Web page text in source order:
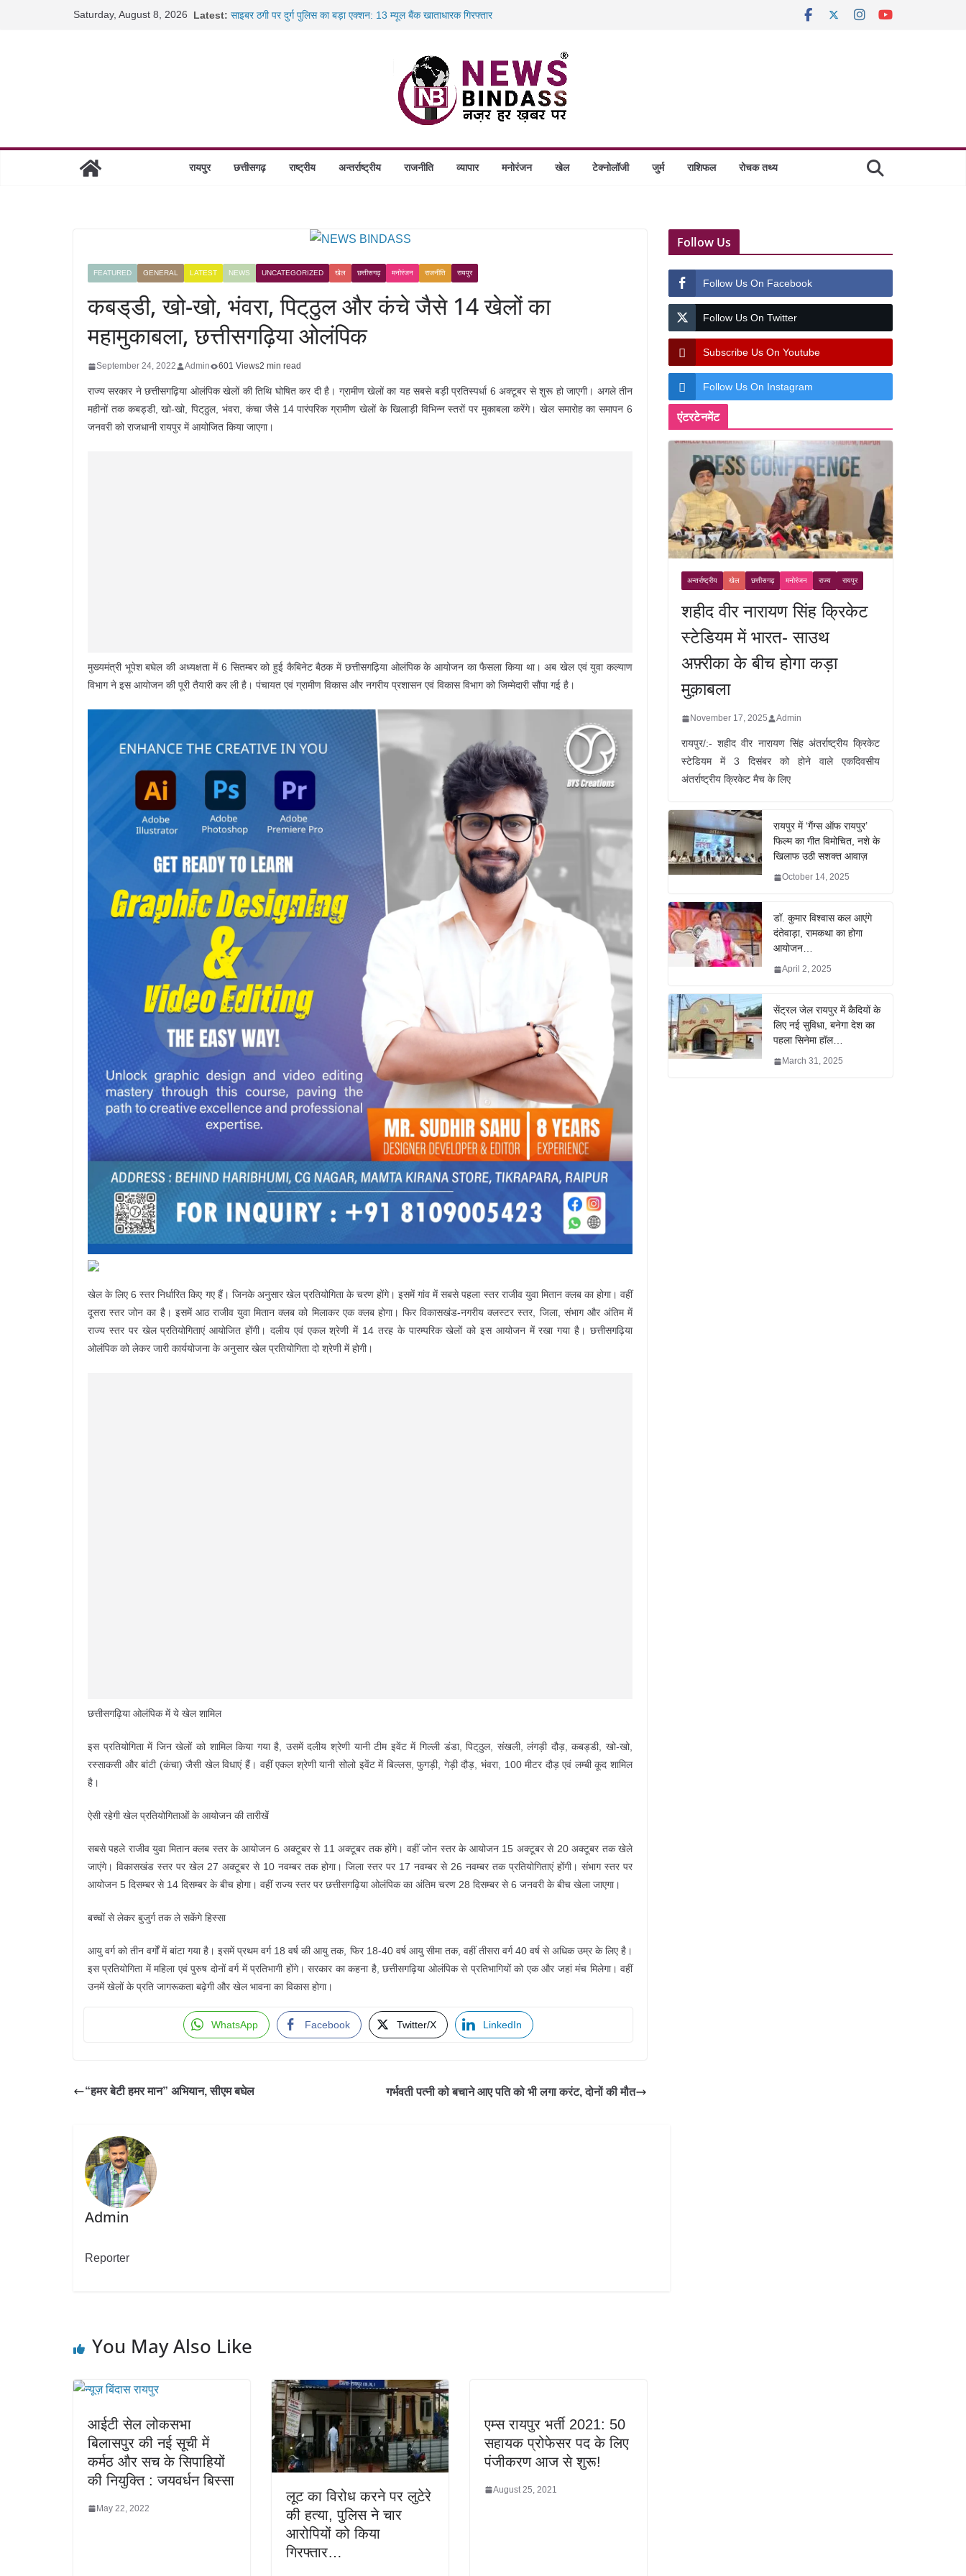
Saturday, August 8, 2026 Latest: साइबर ठगी पर दुर्ग पुलिस का बड़ा एक्शन: 13 म्यूल बैंक खाताधारक गिरफ्तार
रायपुर में कल्याण ज्वेलर्स में डकैती की साजिश नाकाम, दिल्ली-बिहार
छत्तीसगढ़ में 1460 गोधाम होंगे स्थापित, हर विकासखंड के 10 उत्कृष्ट गोठानों
रायपुर छत्तीसगढ़ राष्ट्रीय अन्तर्राष्ट्रीय राजनीति व्यापार मनोरंजन खेल टेक्नोलॉजी जुर्म राशिफल रोचक तथ्य
FEATURED GENERAL LATEST NEWS UNCATEGORIZED खेल छत्तीसगढ़ मनोरंजन राजनीति रायपुर
कबड्‌डी, खो-खो, भंवरा, पिट्‌ठुल और कंचे जैसे 14 खेलों का
महामुकाबला, छत्तीसगढ़िया ओलंपिक
September 24, 2022 Admin 601 Views2 min read
राज्य सरकार ने छत्तीसगढ़िया ओलंपिक खेलों की तिथि घोषित कर दी है। ग्रामीण खेलों का यह सबसे बड़ी प्रतिस्पर्धा 6 अक्टूबर से शुरू हो जाएगी। अगले तीन
महीनों तक कबड्डी, खो-खो, पिट्‌ठुल, भंवरा, कंचा जैसे 14 पारंपरिक ग्रामीण खेलों के खिलाड़ी विभिन्न स्तरों पर मुकाबला करेंगे। खेल समारोह का समापन 6
जनवरी को राजधानी रायपुर में आयोजित किया जाएगा।
मुख्यमंत्री भूपेश बघेल की अध्यक्षता में 6 सितम्बर को हुई कैबिनेट बैठक में छत्तीसगढ़िया ओलंपिक के आयोजन का फैसला किया था। अब खेल एवं युवा कल्याण
विभाग ने इस आयोजन की पूरी तैयारी कर ली है। पंचायत एवं ग्रामीण विकास और नगरीय प्रशासन एवं विकास विभाग को जिम्मेदारी सौंपा गई है।
खेल के लिए 6 स्तर निर्धारित किए गए हैं। जिनके अनुसार खेल प्रतियोगिता के चरण होंगे। इसमें गांव में सबसे पहला स्तर राजीव युवा मितान क्लब का होगा। वहीं
दूसरा स्तर जोन का है। इसमें आठ राजीव युवा मितान क्लब को मिलाकर एक क्लब होगा। फिर विकासखंड-नगरीय क्लस्टर स्तर, जिला, संभाग और अंतिम में
राज्य स्तर पर खेल प्रतियोगिताएं आयोजित होंगी। दलीय एवं एकल श्रेणी में 14 तरह के पारम्परिक खेलों को इस आयोजन में रखा गया है। छत्तीसगढ़िया
ओलंपिक को लेकर जारी कार्ययोजना के अनुसार खेल प्रतियोगिता दो श्रेणी में होगी।
छत्तीसगढ़िया ओलंपिक में ये खेल शामिल
इस प्रतियोगिता में जिन खेलों को शामिल किया गया है, उसमें दलीय श्रेणी यानी टीम इवेंट में गिल्ली डंडा, पिट्‌ठुल, संखली, लंगड़ी दौड़, कबड्डी, खो-खो,
रस्साकसी और बांटी (कंचा) जैसी खेल विधाएं हैं। वहीं एकल श्रेणी यानी सोलो इवेंट में बिल्लस, फुगड़ी, गेड़ी दौड़, भंवरा, 100 मीटर दौड़ एवं लम्बी कूद शामिल
है।
ऐसी रहेगी खेल प्रतियोगिताओं के आयोजन की तारीखें
सबसे पहले राजीव युवा मितान क्लब स्तर के आयोजन 6 अक्टूबर से 11 अक्टूबर तक होंगे। वहीं जोन स्तर के आयोजन 15 अक्टूबर से 20 अक्टूबर तक खेले
जाएंगे। विकासखंड स्तर पर खेल 27 अक्टूबर से 10 नवम्बर तक होगा। जिला स्तर पर 17 नवम्बर से 26 नवम्बर तक प्रतियोगिताएं होंगी। संभाग स्तर पर
आयोजन 5 दिसम्बर से 14 दिसम्बर के बीच होगा। वहीं राज्य स्तर पर छत्तीसगढ़िया ओलंपिक का अंतिम चरण 28 दिसम्बर से 6 जनवरी के बीच खेला जाएगा।
बच्चों से लेकर बुजुर्ग तक ले सकेंगे हिस्सा
आयु वर्ग को तीन वर्गों में बांटा गया है। इसमें प्रथम वर्ग 18 वर्ष की आयु तक, फिर 18-40 वर्ष आयु सीमा तक, वहीं तीसरा वर्ग 40 वर्ष से अधिक उम्र के लिए है।
इस प्रतियोगिता में महिला एवं पुरुष दोनों वर्ग में प्रतिभागी होंगे। सरकार का कहना है, छत्तीसगढ़िया ओलंपिक से प्रतिभागियों को एक और जहां मंच मिलेगा। वहीं
उनमें खेलों के प्रति जागरूकता बढ़ेगी और खेल भावना का विकास होगा।
WhatsApp Facebook Twitter/X LinkedIn
“हमर बेटी हमर मान” अभियान, सीएम बघेल गर्भवती पत्नी को बचाने आए पति को भी लगा करंट, दोनों की मौत
Admin
Reporter
You May Also Like
आईटी सेल लोकसभा
बिलासपुर की नई सूची में
कर्मठ और सच के सिपाहियों
की नियुक्ति : जयवर्धन बिस्सा
May 22, 2022
लूट का विरोध करने पर लुटेरे
की हत्या, पुलिस ने चार
आरोपियों को किया
गिरफ्तार…
एम्स रायपुर भर्ती 2021: 50
सहायक प्रोफेसर पद के लिए
पंजीकरण आज से शुरू!
August 25, 2021
Follow Us
Follow Us On Facebook
Follow Us On Twitter
Subscribe Us On Youtube
Follow Us On Instagram
एंटरटेनमेंट
अन्तर्राष्ट्रीय खेल छत्तीसगढ़ मनोरंजन राज्य रायपुर
शहीद वीर नारायण सिंह क्रिकेट
स्टेडियम में भारत- साउथ
अफ़्रीका के बीच होगा कड़ा
मुक़ाबला
November 17, 2025 Admin
रायपुर/:- शहीद वीर नारायण सिंह अंतर्राष्ट्रीय क्रिकेट
स्टेडियम में 3 दिसंबर को होने वाले एकदिवसीय
अंतर्राष्ट्रीय क्रिकेट मैच के लिए
रायपुर में ‘गैंग्स ऑफ रायपुर’
फिल्म का गीत विमोचित, नशे के
खिलाफ उठी सशक्त आवाज़
October 14, 2025
डॉ. कुमार विश्वास कल आएंगे
दंतेवाड़ा, रामकथा का होगा
आयोजन…
April 2, 2025
सेंट्रल जेल रायपुर में कैदियों के
लिए नई सुविधा, बनेगा देश का
पहला सिनेमा हॉल…
March 31, 2025